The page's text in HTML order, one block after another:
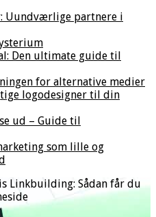
Uundværlige partnere i
Den ultimate guide til
for alternative medier
logodesigner til din
ud – Guide til
som lille og
Linkbuilding: Sådan får du